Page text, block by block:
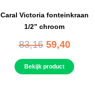
Caral Victoria fonteinkraan
1/2” chroom
83,16 59,40
Bekijk product